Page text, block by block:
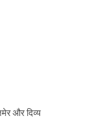
और दिव्य